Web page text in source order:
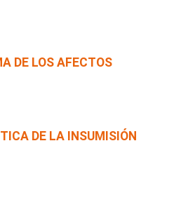
DE LOS AFECTOS
DE LA INSUMISIÓN